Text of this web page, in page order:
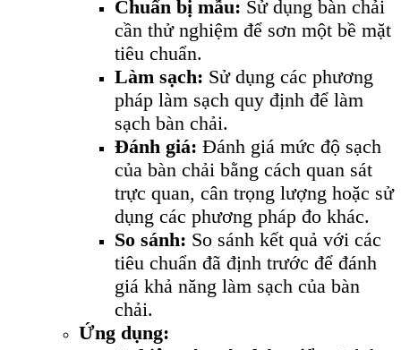
Chuẩn bị mẫu: Sử dụng bàn chải
cần thử nghiệm để sơn một bề mặt
tiêu chuẩn.
Làm sạch: Sử dụng các phương
pháp làm sạch quy định để làm
sạch bàn chải.
Đánh giá: Đánh giá mức độ sạch
của bàn chải bằng cách quan sát
trực quan, cân trọng lượng hoặc sử
dụng các phương pháp đo khác.
So sánh: So sánh kết quả với các
tiêu chuẩn đã định trước để đánh
giá khả năng làm sạch của bàn
chải.
Ứng dụng: